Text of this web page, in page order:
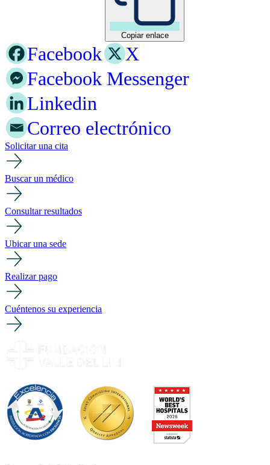
Copiar enlace
Facebook
X
Facebook Messenger
Linkedin
Correo electrónico
Solicitar una cita
Buscar un médico
Consultar resultados
Ubicar una sede
Realizar pago
Cuéntenos su experiencia